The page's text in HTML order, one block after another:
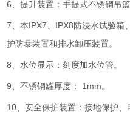
6、提升装置：手提式不锈钢吊篮
7、本IPX7、IPX8防浸水试验箱
护防暴装置和排水卸压装置。
8、水位显示：刻度加水位管。
9、不锈钢罐厚度： 1mm。
10、安全保护装置：接地保护